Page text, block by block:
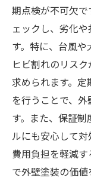
期点検が不可欠
ェックし、劣化
す。特に、台風
ヒビ割れのリス
求められます。
を行うことで、
す。また、保証
ルにも安心して
費用負担を軽減
で外壁塗装の価値